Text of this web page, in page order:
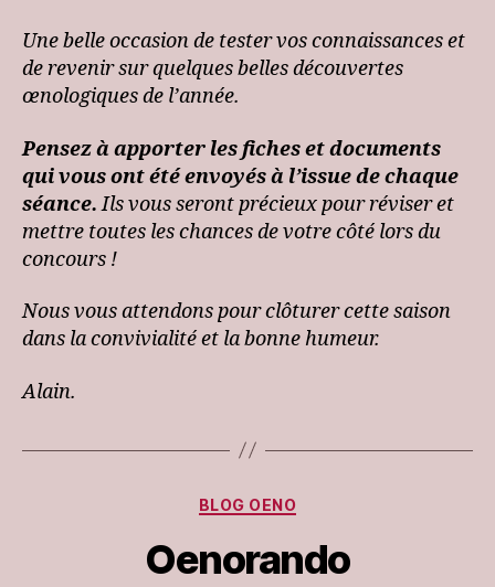
Une belle occasion de tester vos connaissances et
de revenir sur quelques belles découvertes
œnologiques de l’année.
Pensez à apporter les fiches et documents
qui vous ont été envoyés à l’issue de chaque
séance.Ils vous seront précieux pour réviser et
mettre toutes les chances de votre côté lors du
concours !
Nous vous attendons pour clôturer cette saison
dans la convivialité et la bonne humeur.
Alain.
Categories
BLOG OENO
Oenorando